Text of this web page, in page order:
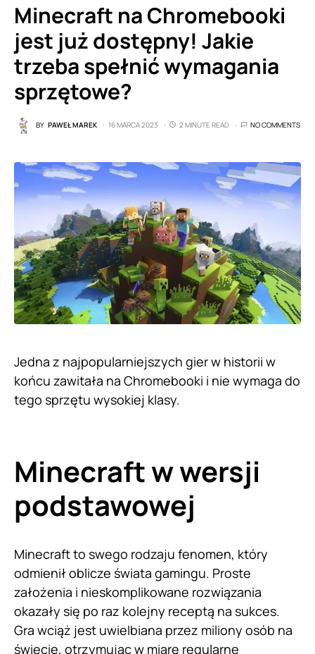
Minecraft na Chromebooki
jest już dostępny! Jakie
trzeba spełnić wymagania
sprzętowe?
BY PAWEŁ MAREK 16 MARCA 2023 2 MINUTE READ NO COMMENTS
Jedna z najpopularniejszych gier w historii w
końcu zawitała na Chromebooki i nie wymaga do
tego sprzętu wysokiej klasy.
Minecraft w wersji
podstawowej
Minecraft to swego rodzaju fenomen, który
odmienił oblicze świata gamingu. Proste
założenia i nieskomplikowane rozwiązania
okazały się po raz kolejny receptą na sukces.
Gra wciąż jest uwielbiana przez miliony osób na
świecie, otrzymując w miarę regularne